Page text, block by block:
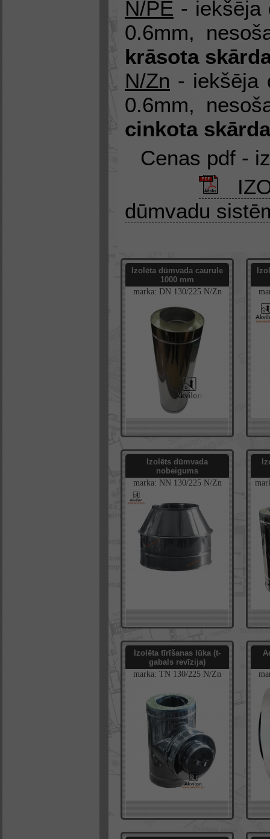
N/PE - iekšēja
0.6mm,
krāsota
N/Zn - iekšēja
0.6mm,
cinkota skārda
Cenas pdf -
dūmvadu
Izolēta dūmvada caurule
1000 mm
marka: DN 130/225 N/Zn
Izolēts dūmvada
nobeigums
marka: NN 130/225 N/Zn
Izolēta tīrīšanas lūka (t-
gabals revīzija)
marka: TN 130/225 N/Zn